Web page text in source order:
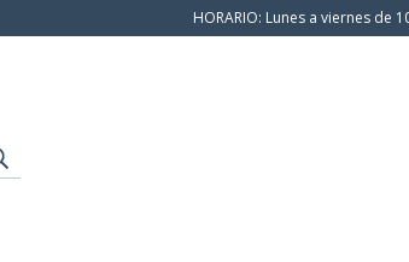
HORARIO: Lunes a viernes de